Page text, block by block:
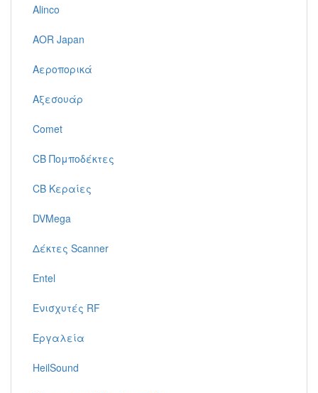
Alinco
AOR Japan
Αεροπορικά
Αξεσουάρ
Comet
CB Πομποδέκτες
CB Κεραίες
DVMega
Δέκτες Scanner
Entel
Ενισχυτές RF
Εργαλεία
HeilSound